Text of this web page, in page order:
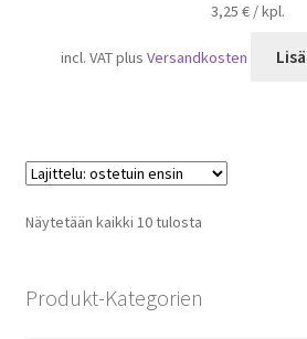
3,25 €/kpl.
incl. VATplusVersandkosten
Näytetään kaikki 10 tulostaSuosituimmat
Produkt-Kategorien